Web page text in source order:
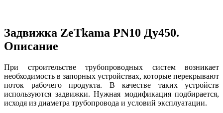
Задвижка ZeТkama PN10 Ду450.
Описание
При строительстве трубопроводных систем возникает
необходимость в запорных устройствах, которые перекрывают
поток рабочего продукта. В качестве таких устройств
используются задвижки. Нужная модификация подбирается,
исходя из диаметра трубопровода и условий эксплуатации.